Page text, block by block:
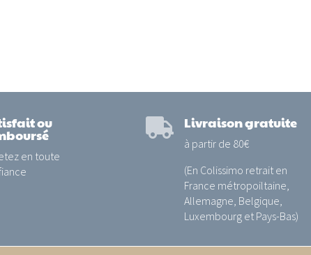
ou
en toute
 Livraison gratuite
à partir de 80€
(En Colissimo retrait en
France métropoiltaine,
Allemagne, Belgique,
Luxembourg et Pays-Bas)